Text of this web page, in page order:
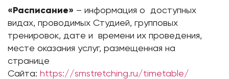
«Расписание» – информация о доступных
видах, проводимых Студией, групповых
тренировок, дате и времени их проведения,
месте оказания услуг, размещенная на
странице
Сайта: https://smstretching.ru/timetable/